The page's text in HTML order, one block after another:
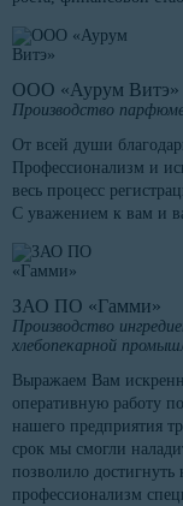
ООО «Аурум Витэ»
Производство
От всей души
Профессионализм и
весь процесс
С уважением к вам и
ЗАО ПО «Гамми»
Производство
хлебопекарной
Выражаем Вам
оперативную работу
нашего предприятия
срок мы смогли
позволило достигнуть
профессионализм